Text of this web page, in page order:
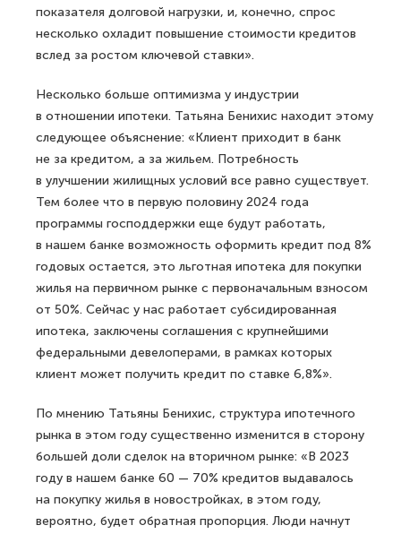
показателя долговой нагрузки, и, конечно, спрос
несколько охладит повышение стоимости кредитов
вслед за ростом ключевой ставки».
Несколько больше оптимизма у индустрии
в отношении ипотеки. Татьяна Бенихис находит этому
следующее объяснение: «Клиент приходит в банк
не за кредитом, а за жильем. Потребность
в улучшении жилищных условий все равно существует.
Тем более что в первую половину 2024 года
программы господдержки еще будут работать,
в нашем банке возможность оформить кредит под 8%
годовых остается, это льготная ипотека для покупки
жилья на первичном рынке с первоначальным взносом
от 50%. Сейчас у нас работает субсидированная
ипотека, заключены соглашения с крупнейшими
федеральными девелоперами, в рамках которых
клиент может получить кредит по ставке 6,8%».
По мнению Татьяны Бенихис, структура ипотечного
рынка в этом году существенно изменится в сторону
большей доли сделок на вторичном рынке: «В 2023
году в нашем банке 60 — 70% кредитов выдавалось
на покупку жилья в новостройках, в этом году,
вероятно, будет обратная пропорция. Люди начнут